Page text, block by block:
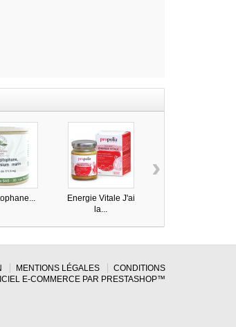
Energie Vitale J'ai
la...
›
MENTIONS LÉGALES
CONDITIONS
E-COMMERCE PAR PRESTASHOP™